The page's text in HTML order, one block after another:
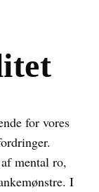
for vores
mental ro,
I